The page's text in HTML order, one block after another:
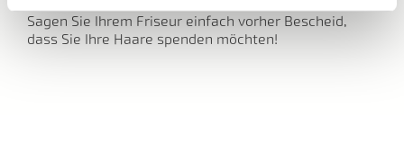
Sagen Sie Ihrem Friseur einfach vorher Bescheid,
dass Sie Ihre Haare spenden möchten!